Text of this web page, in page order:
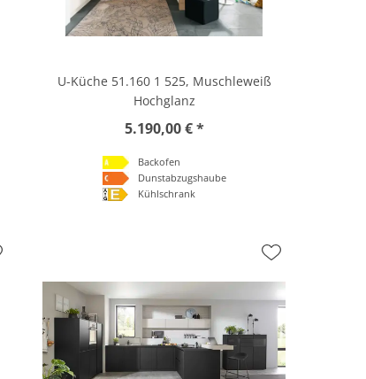
U-Küche 51.160 1 525, Muschleweiß
Hochglanz
5.190,00 € *
Backofen
Dunstabzugshaube
Kühlschrank